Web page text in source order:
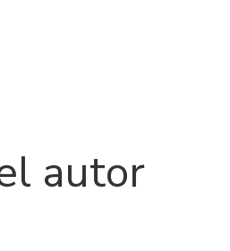
autor